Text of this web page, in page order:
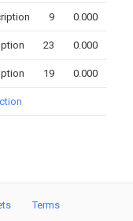
9 0.000
23 0.000
19 0.000
Terms